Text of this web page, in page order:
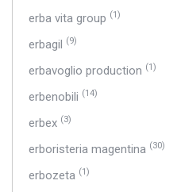
erba vita group (1)
erbagil (9)
erbavoglio production (1)
erbenobili (14)
erbex (3)
erboristeria magentina (30)
erbozeta (1)